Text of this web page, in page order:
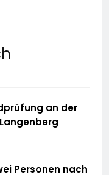
an der
Personen nach